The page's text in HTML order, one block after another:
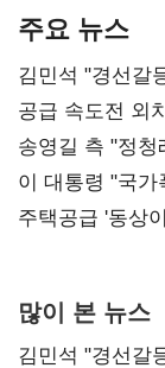
주요 뉴스
김민석 "경선갈
사과부터"
공급 속도전 외
리모델링' 제안
송영길 측 "정
총선 지휘 못해"
이 대통령 "국
진실 밝혀야"
주택공급 '동상
많이 본 뉴스
김민석 "경선갈